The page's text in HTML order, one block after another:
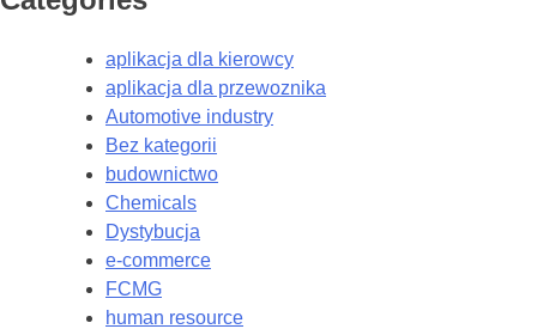
aplikacja dla kierowcy
aplikacja dla przewoznika
Automotive industry
Bez kategorii
budownictwo
Chemicals
Dystybucja
e-commerce
FCMG
human resource